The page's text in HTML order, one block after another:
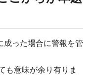
成った場合に警報を管
も意味が余り有りま